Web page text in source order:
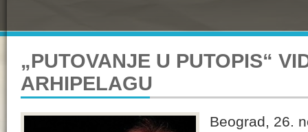
„PUTOVANJE U PUTOPIS“
ARHIPELAGU
Beograd, 26.